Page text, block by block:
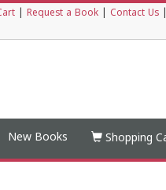
Request a Book Contact Us
New Books Shopping